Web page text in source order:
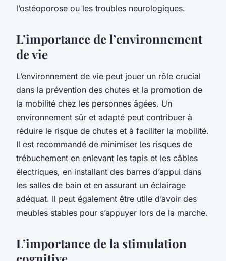
l’ostéoporose ou les troubles neurologiques.
L’importance de l’environnement
de vie
L’environnement de vie peut jouer un rôle crucial
dans la prévention des chutes et la promotion de
la mobilité chez les personnes âgées. Un
environnement sûr et adapté peut contribuer à
réduire le risque de chutes et à faciliter la mobilité.
Il est recommandé de minimiser les risques de
trébuchement en enlevant les tapis et les câbles
électriques, en installant des barres d’appui dans
les salles de bain et en assurant un éclairage
adéquat. Il peut également être utile d’avoir des
meubles stables pour s’appuyer lors de la marche.
L’importance de la stimulation